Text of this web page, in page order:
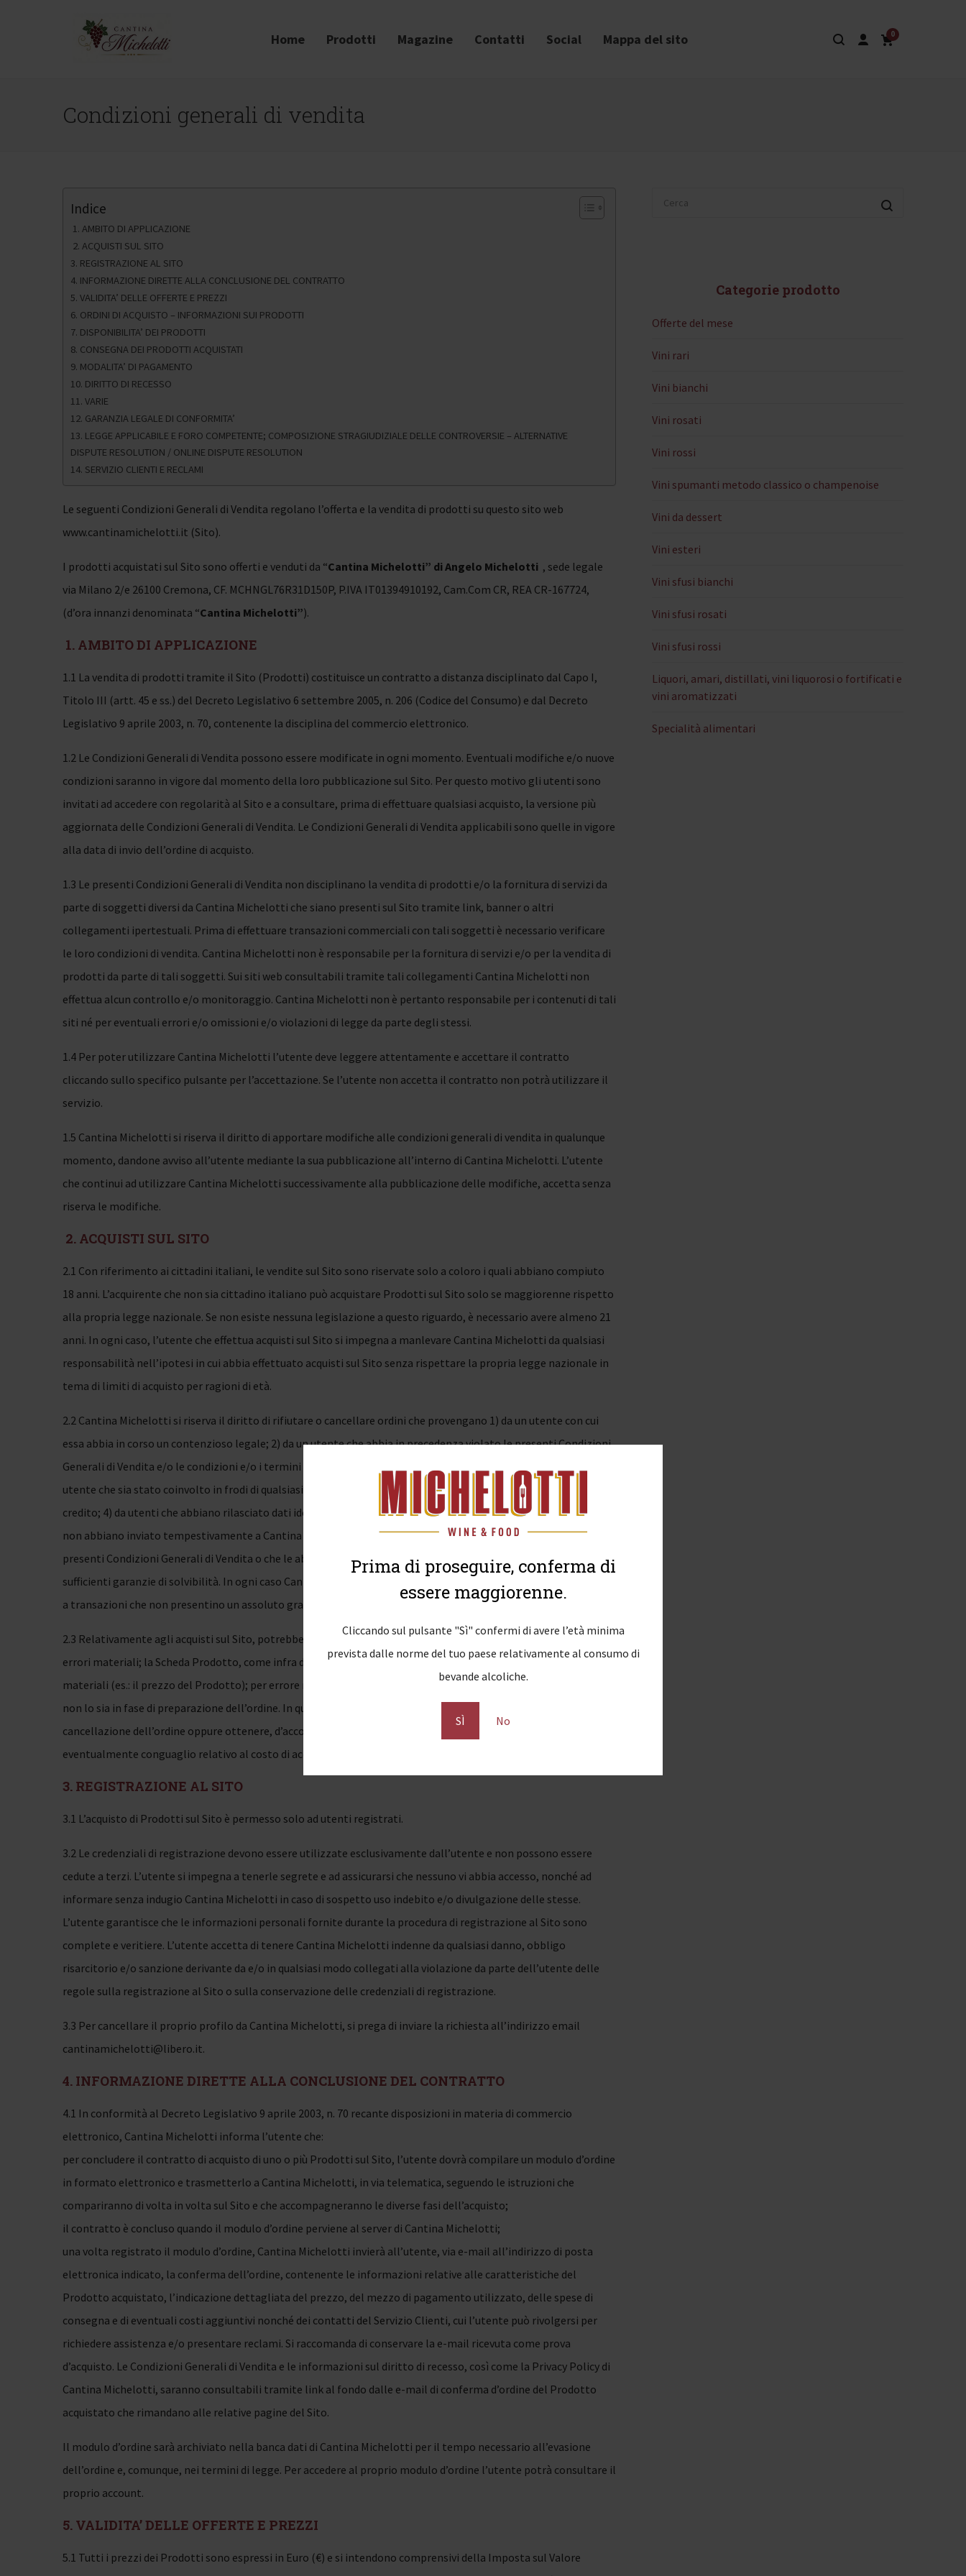
Prima di proseguire, conferma di
essere maggiorenne.
Cliccando sul pulsante "Sì" confermi di avere l’età minima
prevista dalle norme del tuo paese relativamente al consumo di
bevande alcoliche.
SÌ No
Home Prodotti Magazine Contatti Social Mappa del sito 0
Condizioni generali di vendita
Indice
1. AMBITO DI APPLICAZIONE
2. ACQUISTI SUL SITO
3. REGISTRAZIONE AL SITO
4. INFORMAZIONE DIRETTE ALLA CONCLUSIONE DEL CONTRATTO
5. VALIDITA’ DELLE OFFERTE E PREZZI
6. ORDINI DI ACQUISTO – INFORMAZIONI SUI PRODOTTI
7. DISPONIBILITA’ DEI PRODOTTI
8. CONSEGNA DEI PRODOTTI ACQUISTATI
9. MODALITA’ DI PAGAMENTO
10. DIRITTO DI RECESSO
11. VARIE
12. GARANZIA LEGALE DI CONFORMITA’
13. LEGGE APPLICABILE E FORO COMPETENTE; COMPOSIZIONE STRAGIUDIZIALE DELLE CONTROVERSIE – ALTERNATIVE
DISPUTE RESOLUTION / ONLINE DISPUTE RESOLUTION
14. SERVIZIO CLIENTI E RECLAMI
Le seguenti Condizioni Generali di Vendita regolano l’offerta e la vendita di prodotti su questo sito web
www.cantinamichelotti.it (Sito).
I prodotti acquistati sul Sito sono offerti e venduti da “Cantina Michelotti” di Angelo Michelotti , sede legale
via Milano 2/e 26100 Cremona, CF. MCHNGL76R31D150P, P.IVA IT01394910192, Cam.Com CR, REA CR-167724,
(d’ora innanzi denominata “Cantina Michelotti”).
1. AMBITO DI APPLICAZIONE
1.1 La vendita di prodotti tramite il Sito (Prodotti) costituisce un contratto a distanza disciplinato dal Capo I,
Titolo III (artt. 45 e ss.) del Decreto Legislativo 6 settembre 2005, n. 206 (Codice del Consumo) e dal Decreto
Legislativo 9 aprile 2003, n. 70, contenente la disciplina del commercio elettronico.
1.2 Le Condizioni Generali di Vendita possono essere modificate in ogni momento. Eventuali modifiche e/o nuove
condizioni saranno in vigore dal momento della loro pubblicazione sul Sito. Per questo motivo gli utenti sono
invitati ad accedere con regolarità al Sito e a consultare, prima di effettuare qualsiasi acquisto, la versione più
aggiornata delle Condizioni Generali di Vendita. Le Condizioni Generali di Vendita applicabili sono quelle in vigore
alla data di invio dell’ordine di acquisto.
1.3 Le presenti Condizioni Generali di Vendita non disciplinano la vendita di prodotti e/o la fornitura di servizi da
parte di soggetti diversi da Cantina Michelotti che siano presenti sul Sito tramite link, banner o altri
collegamenti ipertestuali. Prima di effettuare transazioni commerciali con tali soggetti è necessario verificare
le loro condizioni di vendita. Cantina Michelotti non è responsabile per la fornitura di servizi e/o per la vendita di
prodotti da parte di tali soggetti. Sui siti web consultabili tramite tali collegamenti Cantina Michelotti non
effettua alcun controllo e/o monitoraggio. Cantina Michelotti non è pertanto responsabile per i contenuti di tali
siti né per eventuali errori e/o omissioni e/o violazioni di legge da parte degli stessi.
1.4 Per poter utilizzare Cantina Michelotti l’utente deve leggere attentamente e accettare il contratto
cliccando sullo specifico pulsante per l’accettazione. Se l’utente non accetta il contratto non potrà utilizzare il
servizio.
1.5 Cantina Michelotti si riserva il diritto di apportare modifiche alle condizioni generali di vendita in qualunque
momento, dandone avviso all’utente mediante la sua pubblicazione all’interno di Cantina Michelotti. L’utente
che continui ad utilizzare Cantina Michelotti successivamente alla pubblicazione delle modifiche, accetta senza
riserva le modifiche.
2. ACQUISTI SUL SITO
2.1 Con riferimento ai cittadini italiani, le vendite sul Sito sono riservate solo a coloro i quali abbiano compiuto
18 anni. L’acquirente che non sia cittadino italiano può acquistare Prodotti sul Sito solo se maggiorenne rispetto
alla propria legge nazionale. Se non esiste nessuna legislazione a questo riguardo, è necessario avere almeno 21
anni. In ogni caso, l’utente che effettua acquisti sul Sito si impegna a manlevare Cantina Michelotti da qualsiasi
responsabilità nell’ipotesi in cui abbia effettuato acquisti sul Sito senza rispettare la propria legge nazionale in
tema di limiti di acquisto per ragioni di età.
2.2 Cantina Michelotti si riserva il diritto di rifiutare o cancellare ordini che provengano 1) da un utente con cui
essa abbia in corso un contenzioso legale; 2) da un utente che abbia in precedenza violato le presenti Condizioni
Generali di Vendita e/o le condizioni e/o i termini di un contratto di acquisto con Cantina Michelotti; 3) da un
utente che sia stato coinvolto in frodi di qualsiasi tipo e, in particolare, in frodi relative a pagamenti con carta di
credito; 4) da utenti che abbiano rilasciato dati identificativi falsi, incompleti o comunque inesatti ovvero che
non abbiano inviato tempestivamente a Cantina Michelotti i documenti dalla stessa richiesti in base alle
presenti Condizioni Generali di Vendita o che le abbiano inviato documenti non validi; 5) da utenti che non diano
sufficienti garanzie di solvibilità. In ogni caso Cantina Michelotti si riserva il diritto di cancellare gli ordini riferiti
a transazioni che non presentino un assoluto grado di genuinità.
2.3 Relativamente agli acquisti sul Sito, potrebbe verificarsi che: il procedimento di acquisto contenga uno o più
errori materiali; la Scheda Prodotto, come infra definita, contenga informazioni non corrette per errori
materiali (es.: il prezzo del Prodotto); per errore materiale un Prodotto sia indicato come disponibile e invece
non lo sia in fase di preparazione dell’ordine. In questi casi, oppure in casi simili, l’utente può chiedere la
cancellazione dell’ordine oppure ottenere, d’accordo con Cantina Michelotti, un Prodotto diverso, previo
eventualmente conguaglio relativo al costo di acquisto.
3. REGISTRAZIONE AL SITO
3.1 L’acquisto di Prodotti sul Sito è permesso solo ad utenti registrati.
3.2 Le credenziali di registrazione devono essere utilizzate esclusivamente dall’utente e non possono essere
cedute a terzi. L’utente si impegna a tenerle segrete e ad assicurarsi che nessuno vi abbia accesso, nonché ad
informare senza indugio Cantina Michelotti in caso di sospetto uso indebito e/o divulgazione delle stesse.
L’utente garantisce che le informazioni personali fornite durante la procedura di registrazione al Sito sono
complete e veritiere. L’utente accetta di tenere Cantina Michelotti indenne da qualsiasi danno, obbligo
risarcitorio e/o sanzione derivante da e/o in qualsiasi modo collegati alla violazione da parte dell’utente delle
regole sulla registrazione al Sito o sulla conservazione delle credenziali di registrazione.
3.3 Per cancellare il proprio profilo da Cantina Michelotti, si prega di inviare la richiesta all’indirizzo email
cantinamichelotti@libero.it.
4. INFORMAZIONE DIRETTE ALLA CONCLUSIONE DEL CONTRATTO
4.1 In conformità al Decreto Legislativo 9 aprile 2003, n. 70 recante disposizioni in materia di commercio
elettronico, Cantina Michelotti informa l’utente che:
per concludere il contratto di acquisto di uno o più Prodotti sul Sito, l’utente dovrà compilare un modulo d’ordine
in formato elettronico e trasmetterlo a Cantina Michelotti, in via telematica, seguendo le istruzioni che
compariranno di volta in volta sul Sito e che accompagneranno le diverse fasi dell’acquisto;
il contratto è concluso quando il modulo d’ordine perviene al server di Cantina Michelotti;
una volta registrato il modulo d’ordine, Cantina Michelotti invierà all’utente, via e-mail all’indirizzo di posta
elettronica indicato, la conferma dell’ordine, contenente le informazioni relative alle caratteristiche del
Prodotto acquistato, l’indicazione dettagliata del prezzo, del mezzo di pagamento utilizzato, delle spese di
consegna e di eventuali costi aggiuntivi nonché dei contatti del Servizio Clienti, cui l’utente può rivolgersi per
richiedere assistenza e/o presentare reclami. Si raccomanda di conservare la e-mail ricevuta come prova
d’acquisto. Le Condizioni Generali di Vendita e le informazioni sul diritto di recesso, così come la Privacy Policy di
Cantina Michelotti, saranno consultabili tramite link al fondo dalle e-mail di conferma d’ordine del Prodotto
acquistato che rimandano alle relative pagine del Sito.
Il modulo d’ordine sarà archiviato nella banca dati di Cantina Michelotti per il tempo necessario all’evasione
dell’ordine e, comunque, nei termini di legge. Per accedere al proprio modulo d’ordine l’utente potrà consultare il
proprio account.
5. VALIDITA’ DELLE OFFERTE E PREZZI
5.1 Tutti i prezzi dei Prodotti sono espressi in Euro (€) e si intendono comprensivi della Imposta sul Valore
Categorie prodotto
Offerte del mese
Vini rari
Vini bianchi
Vini rosati
Vini rossi
Vini spumanti metodo classico o champenoise
Vini da dessert
Vini esteri
Vini sfusi bianchi
Vini sfusi rosati
Vini sfusi rossi
Liquori, amari, distillati, vini liquorosi o fortificati e
vini aromatizzati
Specialità alimentari